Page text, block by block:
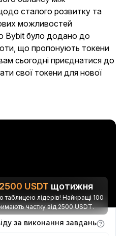
сталого розвитку та
можливостей
Bybit було додано до
що пропонують токени
сьогодні приєднатися до
свої токени для нової
2500 USDT щотижня
лідерів! Найкращі 100
частку від 2500 USDT.
за виконання завдань